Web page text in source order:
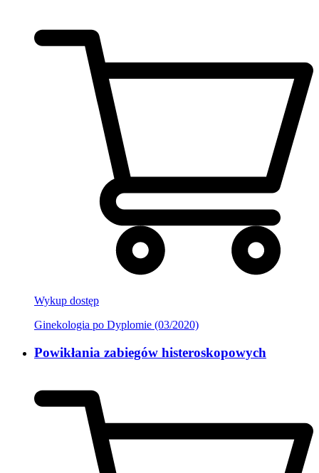
Wykup dostęp
Ginekologia po Dyplomie (03/2020)
Powikłania zabiegów histeroskopowych